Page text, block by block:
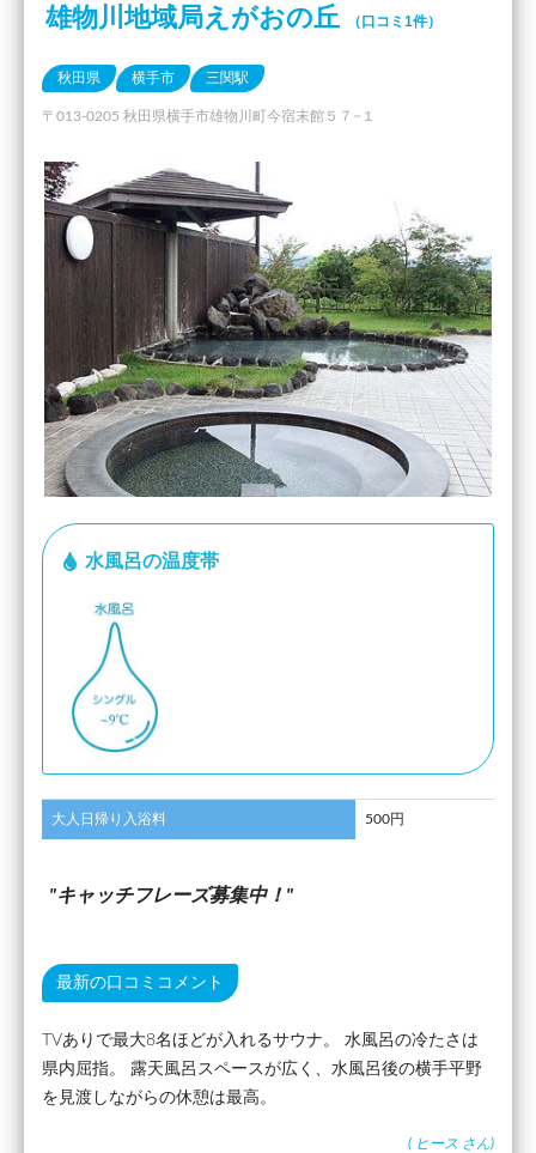
雄物川地域局えがおの丘 （口コミ1件）
秋田県 横手市 三関駅
〒013-0205 秋田県横手市雄物川町今宿末館５７−１
水風呂の温度帯
大人日帰り入浴料 500円
キャッチフレーズ募集中！
最新の口コミコメント
TVありで最大8名ほどが入れるサウナ。 水風呂の冷たさは
県内屈指。 露天風呂スペースが広く、水風呂後の横手平野
を見渡しながらの休憩は最高。
( ヒース さん)